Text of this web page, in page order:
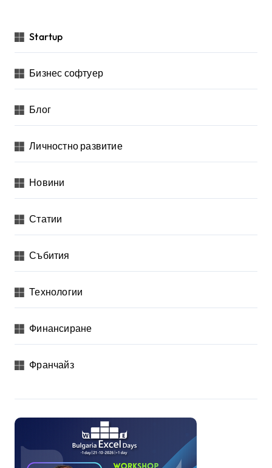
Startup
Бизнес софтуер
Блог
Личностно развитие
Новини
Статии
Събития
Технологии
Финансиране
Франчайз